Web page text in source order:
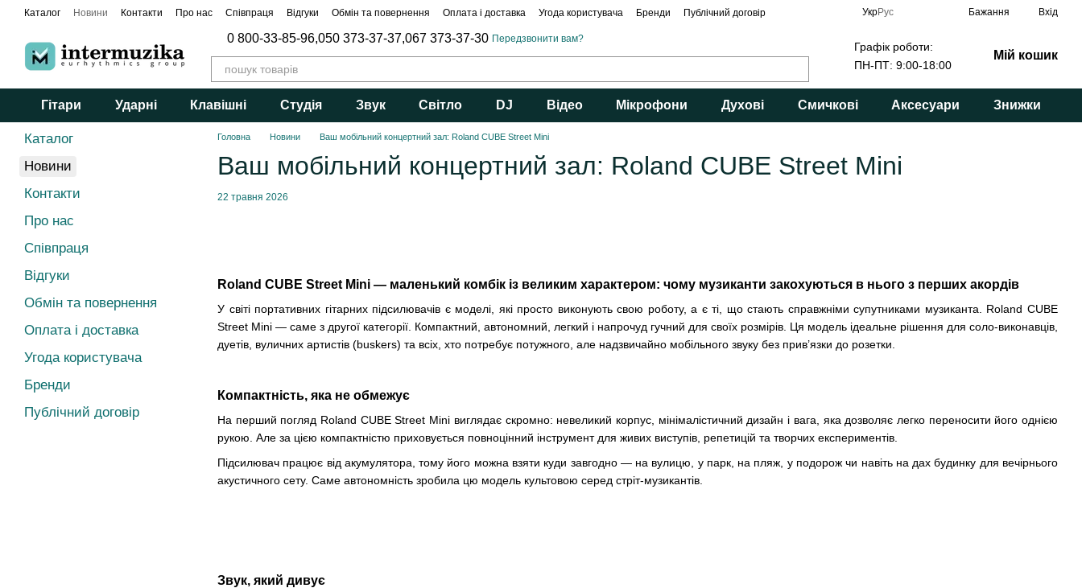
Перейти до основного контенту
Каталог Новини Контакти Про нас Співпраця Відгуки Обмін та повернення Оплата і доставка Угода користувача Бренди Публічний договір УкрРус Бажання Вхід
0 800-33-85-96,050 373-37-37,067 373-37-30 Передзвонити вам?
Графік роботи:
ПН-ПТ: 9:00-18:00
Мій кошик
Гітари Ударні Клавішні Студія Звук Світло DJ Відео Мікрофони Духові Смичкові Аксесуари Знижки
Головна Новини Ваш мобільний концертний зал: Roland CUBE Street Mini
Ваш мобільний концертний зал: Roland CUBE Street Mini
22 травня 2026
Roland CUBE Street Mini — маленький комбік із великим характером: чому музиканти закохуються в нього з перших акордів
У світі портативних гітарних підсилювачів є моделі, які просто виконують свою роботу, а є ті, що стають справжніми супутниками музиканта. Roland CUBE
Street Mini — саме з другої категорії. Компактний, автономний, легкий і напрочуд гучний для своїх розмірів. Ця модель ідеальне рішення для соло-виконавців,
дуетів, вуличних артистів (buskers) та всіх, хто потребує потужного, але надзвичайно мобільного звуку без прив’язки до розетки.
Компактність, яка не обмежує
На перший погляд Roland CUBE Street Mini виглядає скромно: невеликий корпус, мінімалістичний дизайн і вага, яка дозволяє легко переносити його однією
рукою. Але за цією компактністю приховується повноцінний інструмент для живих виступів, репетицій та творчих експериментів.
Підсилювач працює від акумулятора, тому його можна взяти куди завгодно — на вулицю, у парк, на пляж, у подорож чи навіть на дах будинку для вечірнього
акустичного сету. Саме автономність зробила цю модель культовою серед стріт-музикантів.
Звук, який дивує
Каталог
Новини
Контакти
Про нас
Співпраця
Відгуки
Обмін та повернення
Оплата і доставка
Угода користувача
Бренди
Публічний договір